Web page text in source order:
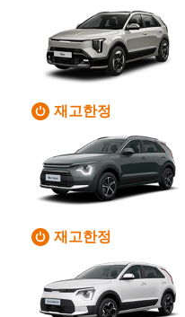
재고한정
재고한정